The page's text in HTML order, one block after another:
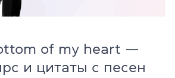
of my heart —
и цитаты с песен